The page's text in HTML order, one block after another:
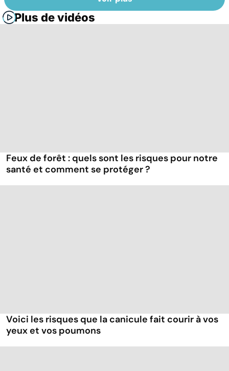
Plus de vidéos
Feux de forêt : quels sont les risques pour notre
santé et comment se protéger ?
Voici les risques que la canicule fait courir à vos
yeux et vos poumons